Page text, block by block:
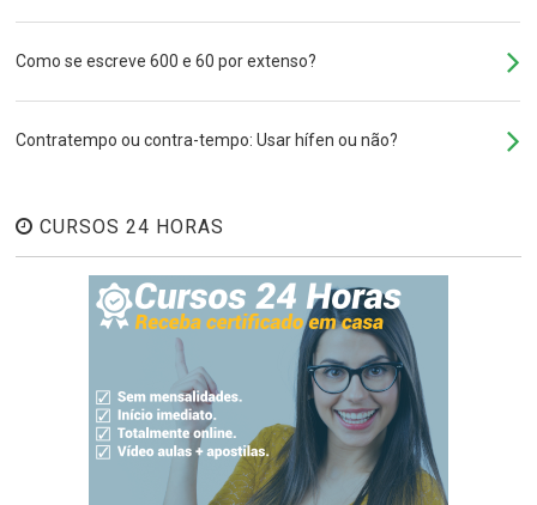
Como se escreve 600 e 60 por extenso?
Contratempo ou contra-tempo: Usar hífen ou não?
CURSOS 24 HORAS